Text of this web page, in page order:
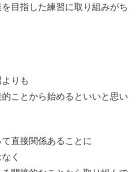
目指した練習に取り組みがち
りも
ことから始めるといいと思い
直接関係あることに
く